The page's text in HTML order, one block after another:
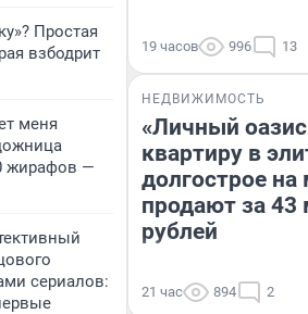
Простая
взбодрит
меня
жирафов —
сериалов:
19 часов 996 13
НЕДВИЖИМОСТЬ
«Личный
квартиру в
долгострое
продают за 43
рублей
21 час 894 2